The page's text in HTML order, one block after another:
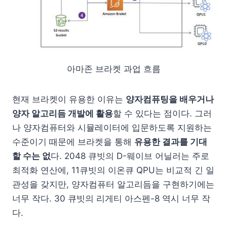
아마존 브라켓 과업 흐름
현재 브라켓이 유용한 이유는 양자컴퓨팅을 배우거나
양자 알고리듬 개발에 활용할 수 있다는 점이다. 그러
나 양자컴퓨터와 시뮬레이터에 입문하도록 지원하는
수준이기 때문에 브라켓을 통해 유용한 결과를 기대
할 수는 없다. 2048 큐빗의 D-웨이브 어닐러는 주로
최적화 연산에, 11큐빗의 이온큐 QPU는 비교적 긴 일
관성을 갖지만, 양자컴퓨터 알고리듬을 구현하기에는
너무 작다. 30 큐빗의 리게티 아스펜-8 역시 너무 작
다.